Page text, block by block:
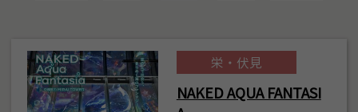
栄・伏見
NAKED AQUA FANTASI